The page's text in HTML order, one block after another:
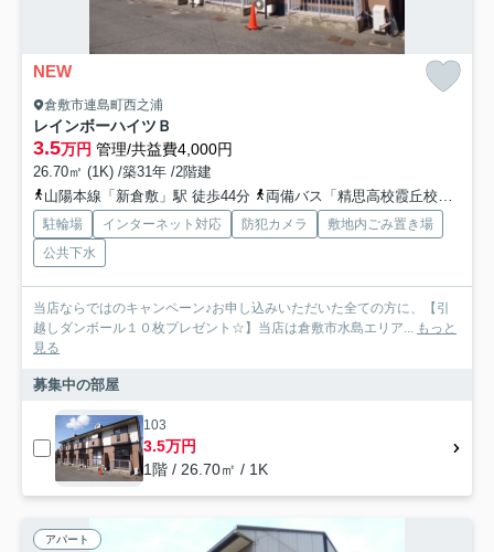
NEW
倉敷市連島町西之浦
レインボーハイツＢ
3.5万円 管理/共益費4,000円
26.70㎡ (1K) /築31年 /2階建
山陽本線「新倉敷」駅 徒歩44分
両備バス「精思高校霞丘校入口」バス停下車 徒歩2分
駐輪場 インターネット対応 防犯カメラ
敷地内ごみ置き場
公共下水
当店ならではのキャンペーン♪お申し込みいただいた全ての方に、【引
越しダンボール１０枚プレゼント☆】当店は倉敷市水島エリア... もっと
見る
募集中の部屋
103
3.5万円
1階 / 26.70㎡ / 1K
アパート